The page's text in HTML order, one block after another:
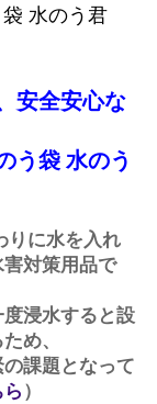
水のう君
安全安心な
う袋 水のう
りに水を入れ
対策用品で
浸水すると設
め、
課題となって
）